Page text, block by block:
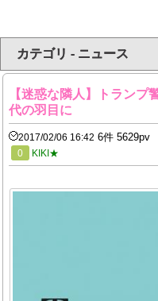
カテゴリ - ニュース
【迷惑な隣人】トランプ
代の羽目に
2017/02/06 16:42 6件 5629pv
0 KIKI★